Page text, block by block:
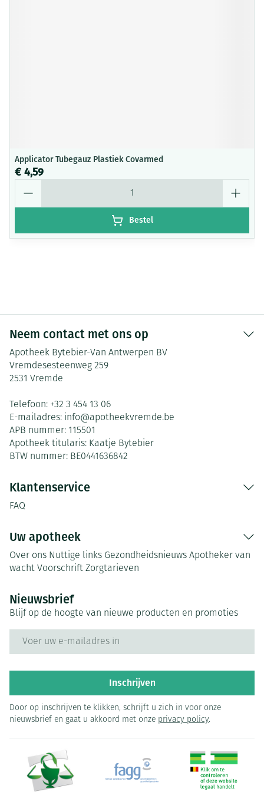
Applicator Tubegauz Plastiek Covarmed
€ 4,59
Bestel
Neem contact met ons op
Apotheek Bytebier-Van Antwerpen BV
Vremdesesteenweg 259
2531 Vremde
Telefoon: +32 3 454 13 06
E-mailadres: info@apotheekvremde.be
APB nummer: 115501
Apotheek titularis: Kaatje Bytebier
BTW nummer: BE0441636842
Klantenservice
FAQ
Uw apotheek
Over ons Nuttige links Gezondheidsnieuws Apotheker van
wacht Voorschrift Zorgtarieven
Nieuwsbrief
Blijf op de hoogte van nieuwe producten en promoties
Inschrijven
Door op inschrijven te klikken, schrijft u zich in voor onze
nieuwsbrief en gaat u akkoord met onze privacy policy.